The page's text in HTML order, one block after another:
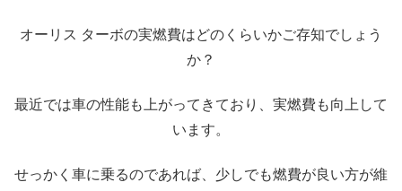
オーリス ターボの実燃費はどのくらいかご存知でしょう
か？
最近では車の性能も上がってきており、実燃費も向上して
います。
せっかく車に乗るのであれば、少しでも燃費が良い方が維